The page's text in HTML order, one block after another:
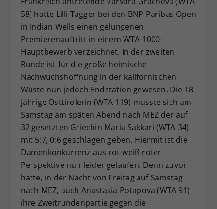
58) hatte Lilli Tagger bei den BNP Paribas Open
in Indian Wells einen gelungenen
Premierenauftritt in einem WTA-1000-
Hauptbewerb verzeichnet. In der zweiten
Runde ist für die große heimische
Nachwuchshoffnung in der kalifornischen
Wüste nun jedoch Endstation gewesen. Die 18-
jährige Osttirolerin (WTA 119) musste sich am
Samstag am späten Abend nach MEZ der auf
32 gesetzten Griechin Maria Sakkari (WTA 34)
mit 5:7, 0:6 geschlagen geben. Hiermit ist die
Damenkonkurrenz aus rot-weiß-roter
Perspektive nun leider gelaufen. Denn zuvor
hatte, in der Nacht von Freitag auf Samstag
nach MEZ, auch Anastasia Potapova (WTA 91)
ihre Zweitrundenpartie gegen die
Zweck
Dieser Wert speichert Ihre Consent-
Einstellungen. Unter anderem eine
zufällig generierte ID, für die
historische Speicherung Ihrer
vorgenommen Einstellungen, falls der
Webseiten-Betreiber dies eingestellt
hat.